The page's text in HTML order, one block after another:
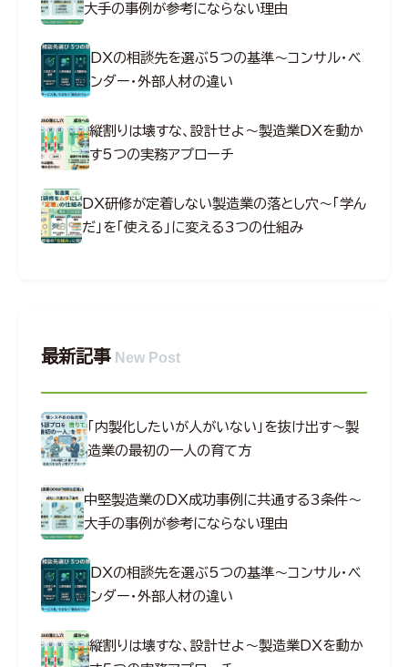
大手の事例が参考にならない理由
DXの相談先を選ぶ5つの基準～コンサル・ベ
ンダー・外部人材の違い
縦割りは壊すな、設計せよ～製造業DXを動か
す5つの実務アプローチ
DX研修が定着しない製造業の落とし穴～「学ん
だ」を「使える」に変える3つの仕組み
最新記事 New Post
「内製化したいが人がいない」を抜け出す～製
造業の最初の一人の育て方
中堅製造業のDX成功事例に共通する3条件～
大手の事例が参考にならない理由
DXの相談先を選ぶ5つの基準～コンサル・ベ
ンダー・外部人材の違い
縦割りは壊すな、設計せよ～製造業DXを動か